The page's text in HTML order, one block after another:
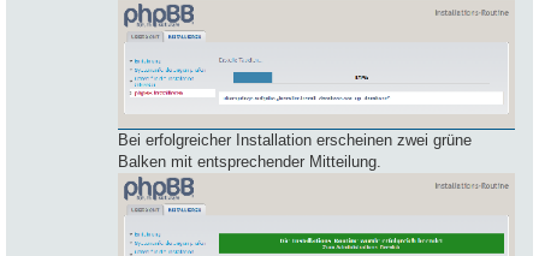
Bei erfolgreicher Installation erscheinen zwei grüne
Balken mit entsprechender Mitteilung.